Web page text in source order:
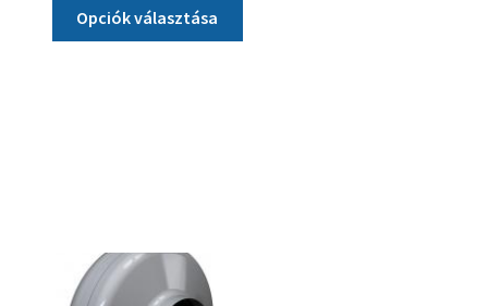
-
270.900 Ft
Opciók választása